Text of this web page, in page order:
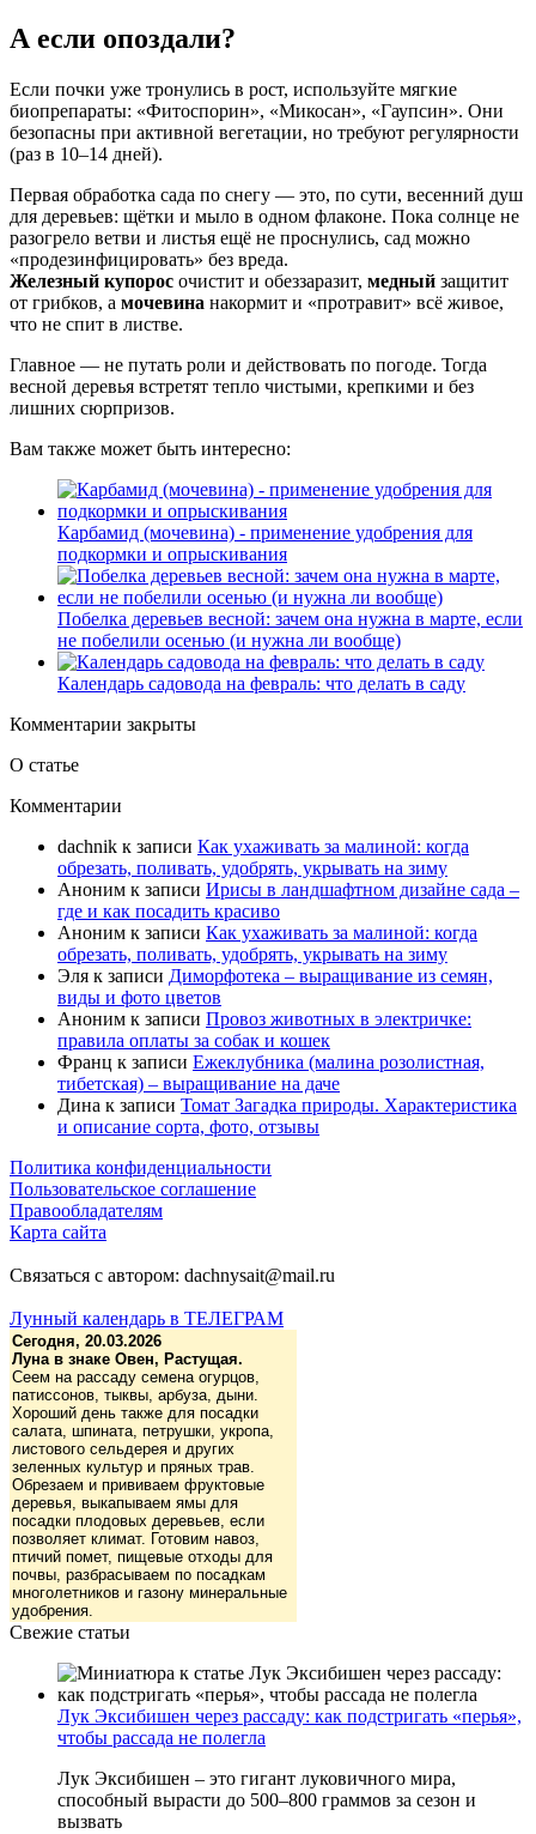
А если опоздали?
Если почки уже тронулись в рост, используйте мягкие
биопрепараты: «Фитоспорин», «Микосан», «Гаупсин». Они
безопасны при активной вегетации, но требуют регулярности
(раз в 10–14 дней).
Первая обработка сада по снегу — это, по сути, весенний душ
для деревьев: щётки и мыло в одном флаконе. Пока солнце не
разогрело ветви и листья ещё не проснулись, сад можно
«продезинфицировать» без вреда.
Железный купорос очистит и обеззаразит, медный защитит
от грибков, а мочевина накормит и «протравит» всё живое,
что не спит в листве.
Главное — не путать роли и действовать по погоде. Тогда
весной деревья встретят тепло чистыми, крепкими и без
лишних сюрпризов.
Вам также может быть интересно:
Карбамид (мочевина) - применение удобрения для
подкормки и опрыскивания
Побелка деревьев весной: зачем она нужна в марте, если
не побелили осенью (и нужна ли вообще)
Календарь садовода на февраль: что делать в саду
Комментарии закрыты
О статье
Комментарии
dachnik к записи Как ухаживать за малиной: когда
обрезать, поливать, удобрять, укрывать на зиму
Аноним к записи Ирисы в ландшафтном дизайне сада –
где и как посадить красиво
Аноним к записи Как ухаживать за малиной: когда
обрезать, поливать, удобрять, укрывать на зиму
Эля к записи Диморфотека – выращивание из семян,
виды и фото цветов
Аноним к записи Провоз животных в электричке:
правила оплаты за собак и кошек
Франц к записи Ежеклубника (малина розолистная,
тибетская) – выращивание на даче
Дина к записи Томат Загадка природы. Характеристика
и описание сорта, фото, отзывы
Политика конфиденциальности
Пользовательское соглашение
Правообладателям
Карта сайта
Связаться с автором: dachnysait@mail.ru
Лунный календарь в ТЕЛЕГРАМ
Сегодня, 20.03.2026
Луна в знаке Овен, Растущая.
Сеем на рассаду семена огурцов,
патиссонов, тыквы, арбуза, дыни.
Хороший день также для посадки
салата, шпината, петрушки, укропа,
листового сельдерея и других
зеленных культур и пряных трав.
Обрезаем и прививаем фруктовые
деревья, выкапываем ямы для
посадки плодовых деревьев, если
позволяет климат. Готовим навоз,
птичий помет, пищевые отходы для
почвы, разбрасываем по посадкам
многолетников и газону минеральные
удобрения.
Свежие статьи
Лук Эксибишен через рассаду: как подстригать «перья»,
чтобы рассада не полегла
Лук Эксибишен – это гигант луковичного мира,
способный вырасти до 500–800 граммов за сезон и
вызвать